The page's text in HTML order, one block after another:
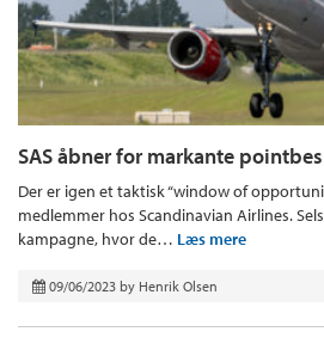
SAS åbner for markante
Der er igen et taktisk “window of
medlemmer hos Scandinavian Airlines.
kampagne, hvor de… Læs mere
09/06/2023 by Henrik Olsen